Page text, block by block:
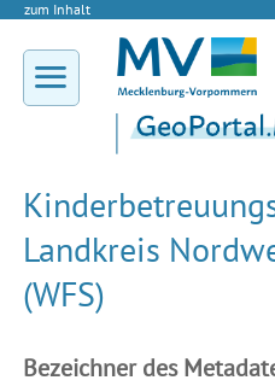
zum Inhalt
Landkreis
(WFS)
Bezeichner des